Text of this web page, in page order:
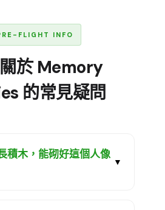
FLIGHT INFO
於 Memory
的常見疑問
積木，能砌好這個人像
▼